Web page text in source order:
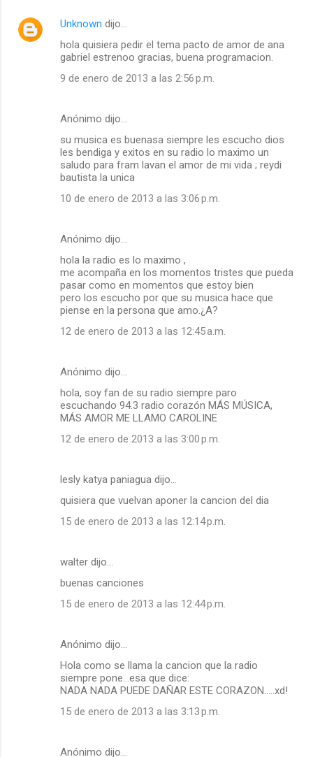
Unknown dijo…
hola quisiera pedir el tema pacto de amor de ana
gabriel estrenoo gracias, buena programacion.
9 de enero de 2013 a las 2:56 p.m.
Anónimo dijo…
su musica es buenasa siempre les escucho dios
les bendiga y exitos en su radio lo maximo un
saludo para fram lavan el amor de mi vida ; reydi
bautista la unica
10 de enero de 2013 a las 3:06 p.m.
Anónimo dijo…
hola la radio es lo maximo ,
me acompaña en los momentos tristes que pueda
pasar como en momentos que estoy bien
pero los escucho por que su musica hace que
piense en la persona que amo.¿A?
12 de enero de 2013 a las 12:45 a.m.
Anónimo dijo…
hola, soy fan de su radio siempre paro
escuchando 94.3 radio corazón MÁS MÚSICA,
MÁS AMOR ME LLAMO CAROLINE
12 de enero de 2013 a las 3:00 p.m.
lesly katya paniagua dijo…
quisiera que vuelvan aponer la cancion del dia
15 de enero de 2013 a las 12:14 p.m.
walter dijo…
buenas canciones
15 de enero de 2013 a las 12:44 p.m.
Anónimo dijo…
Hola como se llama la cancion que la radio
siempre pone...esa que dice:
NADA NADA PUEDE DAÑAR ESTE CORAZON.....xd!
15 de enero de 2013 a las 3:13 p.m.
Anónimo dijo…